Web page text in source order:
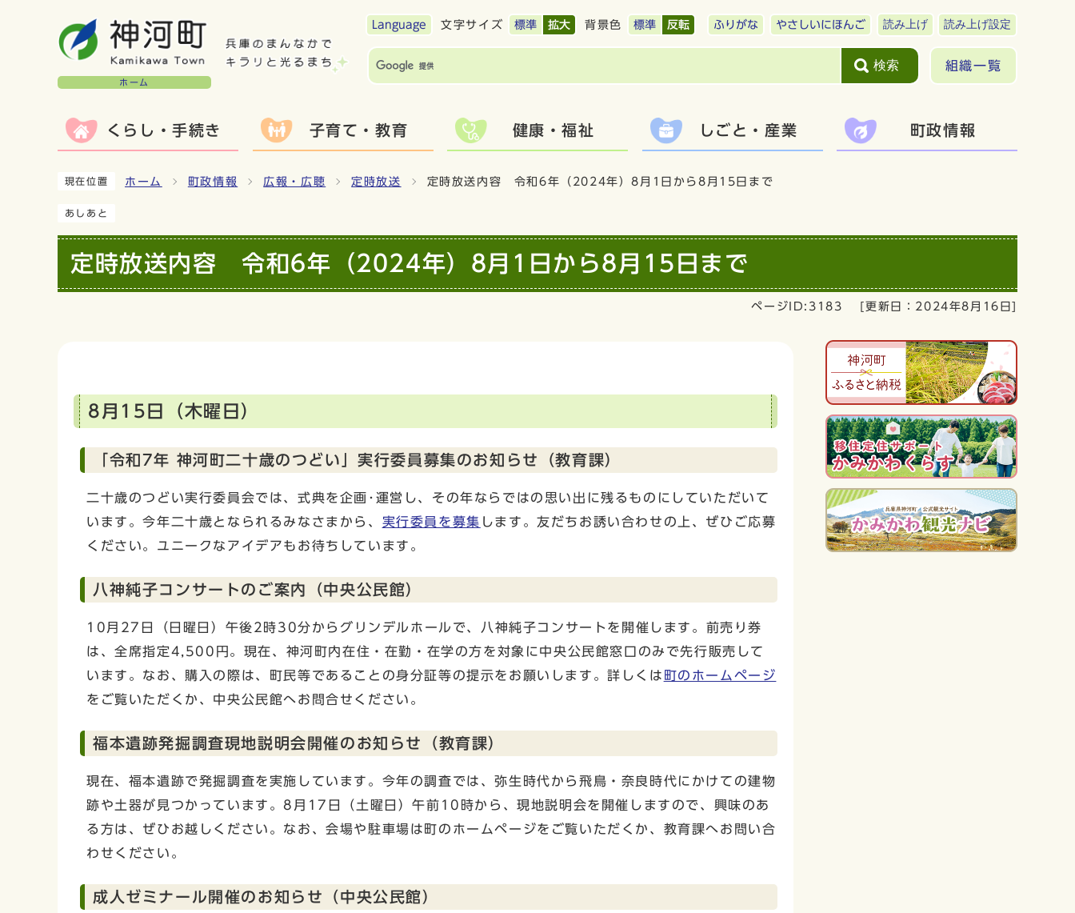
ホーム
Language 文字サイズ 標準 拡大 背景色 標準 反転 ふりがな やさしいにほんご 読み上げ 読み上げ設定
検索 組織一覧
くらし・手続き 子育て・教育 健康・福祉 しごと・産業 町政情報
現在位置 ホーム 町政情報 広報・広聴 定時放送 定時放送内容 令和6年（2024年）8月1日から8月15日まで
あしあと
定時放送内容 令和6年（2024年）8月1日から8月15日まで
ページID:3183 [更新日： 2024年8月16日
8月15日（木曜日）
「令和7年 神河町二十歳のつどい」実行委員募集のお知らせ（教育課）
二十歳のつどい実行委員会では、式典を企画･運営し、その年ならではの思い出に残るものにしていただいて
います。今年二十歳となられるみなさまから、 実行委員を募集 します。友だちお誘い合わせの上、ぜひご応募
ください。ユニークなアイデアもお待ちしています。
八神純子コンサートのご案内（中央公民館）
10月27日（日曜日）午後2時30分からグリンデルホールで、八神純子コンサートを開催します。前売り券
は、全席指定4,500円。現在、神河町内在住・在勤・在学の方を対象に中央公民館窓口のみで先行販売して
います。なお、購入の際は、町民等であることの身分証等の提示をお願いします。詳しくは 町のホームページ
をご覧いただくか、中央公民館へお問合せください。
福本遺跡発掘調査現地説明会開催のお知らせ（教育課）
現在、福本遺跡で発掘調査を実施しています。今年の調査では、弥生時代から飛鳥・奈良時代にかけての建物
跡や土器が見つかっています。8月17日（土曜日）午前10時から、現地説明会を開催しますので、興味のあ
る方は、ぜひお越しください。なお、会場や駐車場は町のホームページをご覧いただくか、教育課へお問い合
わせください。
成人ゼミナール開催のお知らせ（中央公民館）